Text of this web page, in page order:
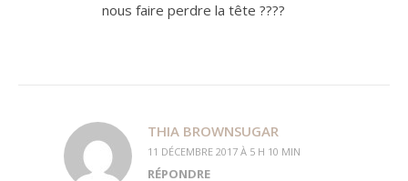
nous faire perdre la tête ????
THIA BROWNSUGAR
11 DÉCEMBRE 2017 À 5 H 10 MIN
RÉPONDRE